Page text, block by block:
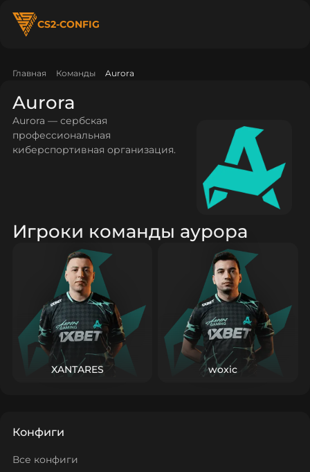
CS2-CONFIG
Главная Команды Aurora
Aurora
Aurora — сербская
профессиональная
киберспортивная организация.
Игроки команды аурора
XANTARES woxic
Конфиги
Все конфиги